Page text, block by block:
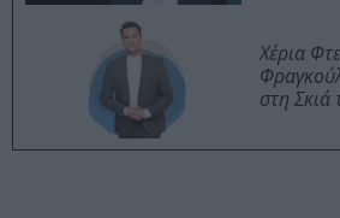
Χέρια
στη